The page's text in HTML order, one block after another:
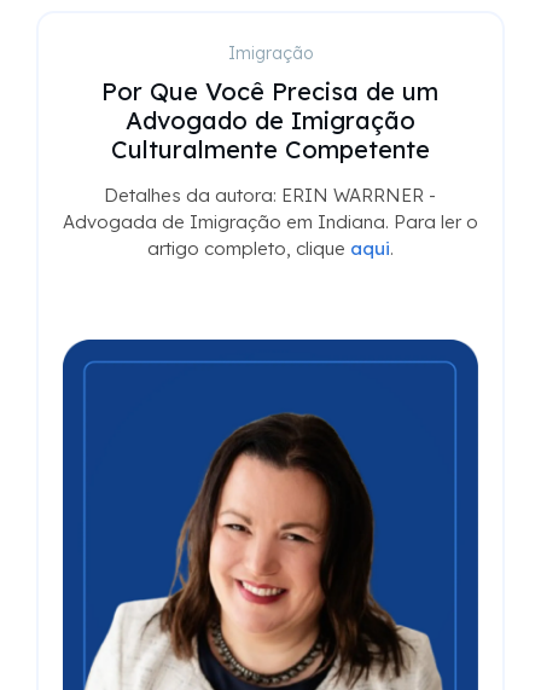
Imigração
Por Que Você Precisa de um
Advogado de Imigração
Culturalmente Competente
Detalhes da autora: ERIN WARRNER -
Advogada de Imigração em Indiana. Para ler o
artigo completo, clique aqui.